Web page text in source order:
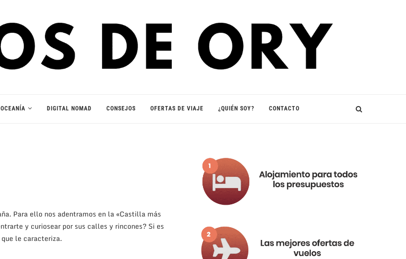
OCEANÍA DIGITAL NOMAD CONSEJOS OFERTAS DE VIAJE ¿QUIÉN SOY? CONTACTO
Para ello nos adentramos en la «Castilla más
y curiosear por sus calles y rincones? Si es
le caracteriza.